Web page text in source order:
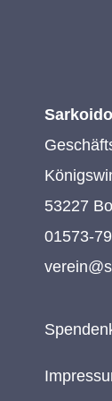
53227
01573-